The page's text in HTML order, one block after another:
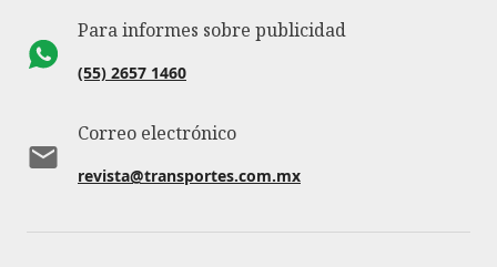
Para informes sobre publicidad
(55) 2657 1460
Correo electrónico
revista@transportes.com.mx